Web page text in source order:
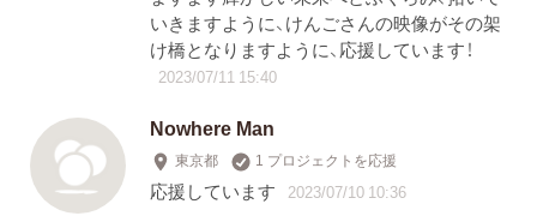
いきますように、けんごさんの映像がその架
け橋となりますように、応援しています！
2023/07/11 15:40
Nowhere Man
東京都 1 プロジェクトを応援
応援しています 2023/07/10 10:36